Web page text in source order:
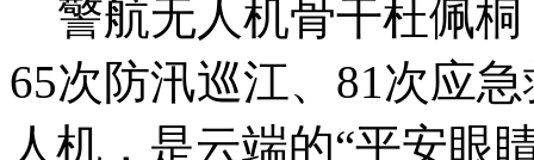
警航无人机骨干杜佩桐
65次防汛巡江、81次应
人机，是云端的“平安眼